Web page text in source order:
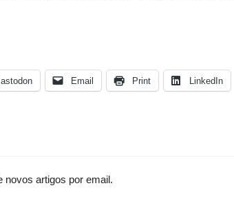
Email Print LinkedIn
novos artigos por email.